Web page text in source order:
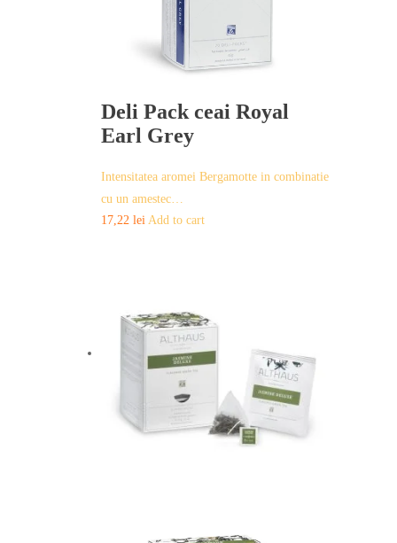
Deli Pack ceai Royal
Earl Grey
Intensitatea aromei Bergamotte in combinatie
cu un amestec…
17,22 lei Add to cart